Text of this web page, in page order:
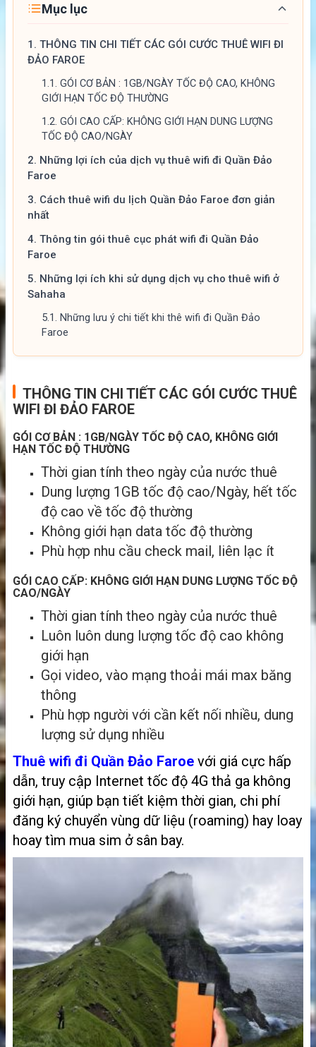
Mục lục
1. THÔNG TIN CHI TIẾT CÁC GÓI CƯỚC THUÊ WIFI ĐI
ĐẢO FAROE
1.1. GÓI CƠ BẢN : 1GB/NGÀY TỐC ĐỘ CAO, KHÔNG
GIỚI HẠN TỐC ĐỘ THƯỜNG
1.2. GÓI CAO CẤP: KHÔNG GIỚI HẠN DUNG LƯỢNG
TỐC ĐỘ CAO/NGÀY
2. Những lợi ích của dịch vụ thuê wifi đi Quần Đảo
Faroe
3. Cách thuê wifi du lịch Quần Đảo Faroe đơn giản
nhất
4. Thông tin gói thuê cục phát wifi đi Quần Đảo
Faroe
5. Những lợi ích khi sử dụng dịch vụ cho thuê wifi ở
Sahaha
5.1. Những lưu ý chi tiết khi thê wifi đi Quần Đảo
Faroe
THÔNG TIN CHI TIẾT CÁC GÓI CƯỚC THUÊ
WIFI ĐI ĐẢO FAROE
GÓI CƠ BẢN : 1GB/NGÀY TỐC ĐỘ CAO, KHÔNG GIỚI
HẠN TỐC ĐỘ THƯỜNG
Thời gian tính theo ngày của nước thuê
Dung lượng 1GB tốc độ cao/Ngày, hết tốc
độ cao về tốc độ thường
Không giới hạn data tốc độ thường
Phù hợp nhu cầu check mail, liên lạc ít
GÓI CAO CẤP: KHÔNG GIỚI HẠN DUNG LƯỢNG TỐC ĐỘ
CAO/NGÀY
Thời gian tính theo ngày của nước thuê
Luôn luôn dung lượng tốc độ cao không
giới hạn
Gọi video, vào mạng thoải mái max băng
thông
Phù hợp người với cần kết nối nhiều, dung
lượng sử dụng nhiều
Thuê wifi đi Quần Đảo Faroe với giá cực hấp
dẫn, truy cập Internet tốc độ 4G thả ga không
giới hạn, giúp bạn tiết kiệm thời gian, chi phí
đăng ký chuyển vùng dữ liệu (roaming) hay loay
hoay tìm mua sim ở sân bay.